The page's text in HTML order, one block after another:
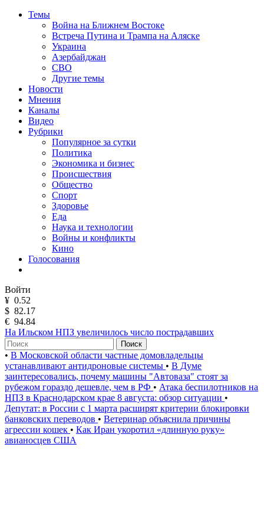
Темы
Война на Ближнем Востоке
Встреча Путина и Трампа на Аляске
Украина
Азербайджан
СВО
Другие темы
Новости
Мнения
Каналы
Видео
Рубрики
Популярное за сутки
Политика
Экономика и бизнес
Происшествия
Общество
Спорт
Здоровье
Еда
Наука и технологии
Войны и конфликты
Кино
Голосования
Войти
¥ 0.52
$ 82.17
€ 94.84
На Ильском НПЗ увеличилось число пострадавших
Поиск
• В Московской области частные домовладельцы
устанавливают антидроновые системы • В Думе
заинтересовались, почему машины "Автоваза" стоят за
рубежом гораздо дешевле, чем в РФ • Атака беспилотников на
НПЗ в Краснодарском крае 8 августа: обзор ситуации •
Депутат: в России с 1 марта расширят критерии блокировки
банковских переводов • Ветеринар объяснила причины
агрессии кошек • Как Иран укоротил «длинную руку»
авианосцев США